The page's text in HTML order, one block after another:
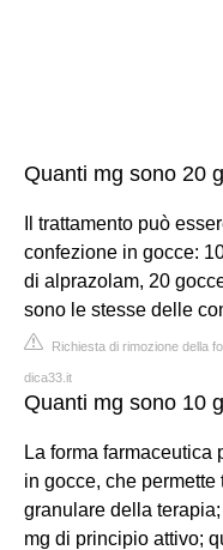
Quanti mg sono 20
Il trattamento può
confezione in gocce:
di alprazolam, 20
sono le stesse delle
Richiesta di rimozione della
dica33.it
Quanti mg sono 10
La forma farmaceutica
in gocce, che
granulare della
mg di principio attivo;